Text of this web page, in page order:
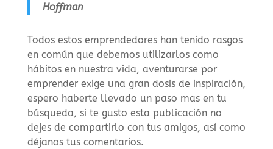
Hoffman
Todos estos emprendedores han tenido rasgos
en común que debemos utilizarlos como
hábitos en nuestra vida, aventurarse por
emprender exige una gran dosis de inspiración,
espero haberte llevado un paso mas en tu
búsqueda, si te gusto esta publicación no
dejes de compartirlo con tus amigos, así como
déjanos tus comentarios.